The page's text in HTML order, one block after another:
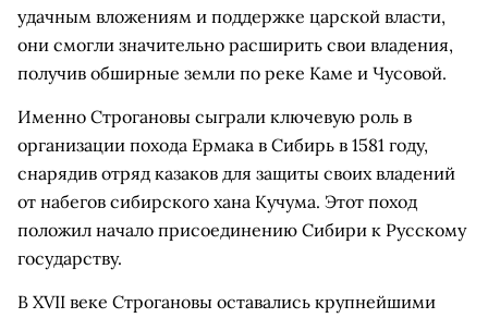
удачным вложениям и поддержке царской власти,
они смогли значительно расширить свои владения,
получив обширные земли по реке Каме и Чусовой.
Именно Строгановы сыграли ключевую роль в
организации похода Ермака в Сибирь в 1581 году,
снарядив отряд казаков для защиты своих владений
от набегов сибирского хана Кучума. Этот поход
положил начало присоединению Сибири к Русскому
государству.
В XVII веке Строгановы оставались крупнейшими